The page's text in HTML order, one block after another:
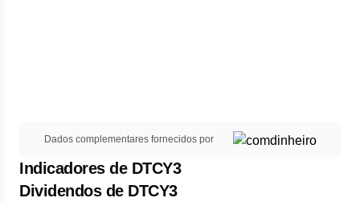
Dados complementares fornecidos por
Indicadores de DTCY3
Dividendos de DTCY3